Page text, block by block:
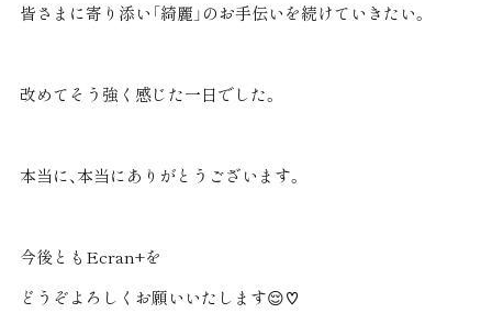
皆さまに寄り添い「綺麗」のお手伝いを続けていきたい。
改めてそう強く感じた一日でした。
本当に、本当にありがとうございます。
今後ともEcran+を
どうぞよろしくお願いいたします😌♡